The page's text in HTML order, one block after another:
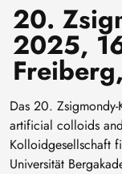
20.
2025,
Das 20.
artificial colloids
Kolloidgesellschaft
Universität